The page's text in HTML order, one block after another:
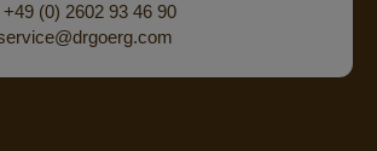
+49 (0) 2602 93 46 90